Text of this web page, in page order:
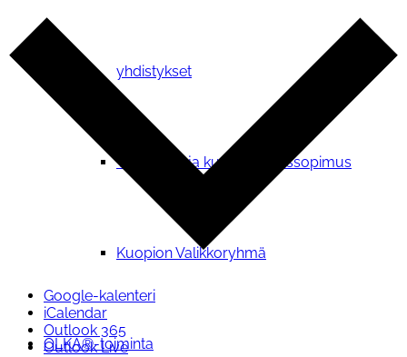
yhdistykset
Yhteistyö- ja kumppanuussopimus
Kuopion Valikkoryhmä
OLKA®-toiminta
Google-kalenteri
iCalendar
Outlook 365
Outlook Live